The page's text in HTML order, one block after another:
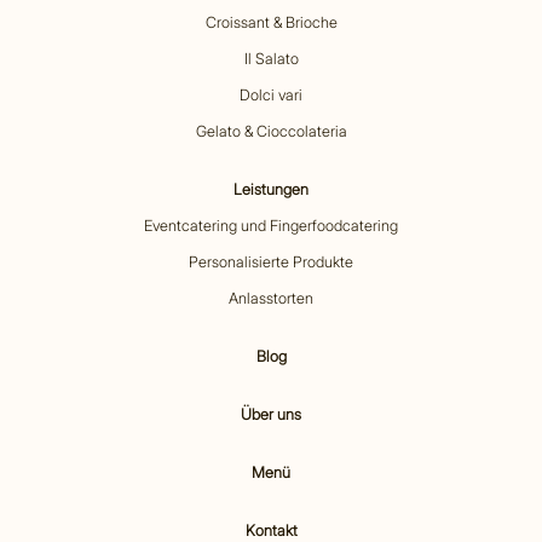
Croissant & Brioche
Il Salato
Dolci vari
Gelato & Cioccolateria
Leistungen
Eventcatering und Fingerfoodcatering
Personalisierte Produkte
Anlasstorten
Blog
Über uns
Menü
Kontakt